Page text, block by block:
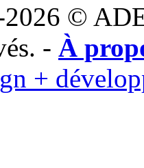
2026 ©
- À
+